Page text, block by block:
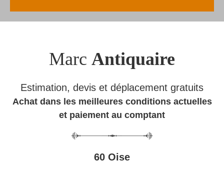
Marc Antiquaire
Estimation, devis et déplacement gratuits
Achat dans les meilleures conditions actuelles
et paiement au comptant
60 Oise